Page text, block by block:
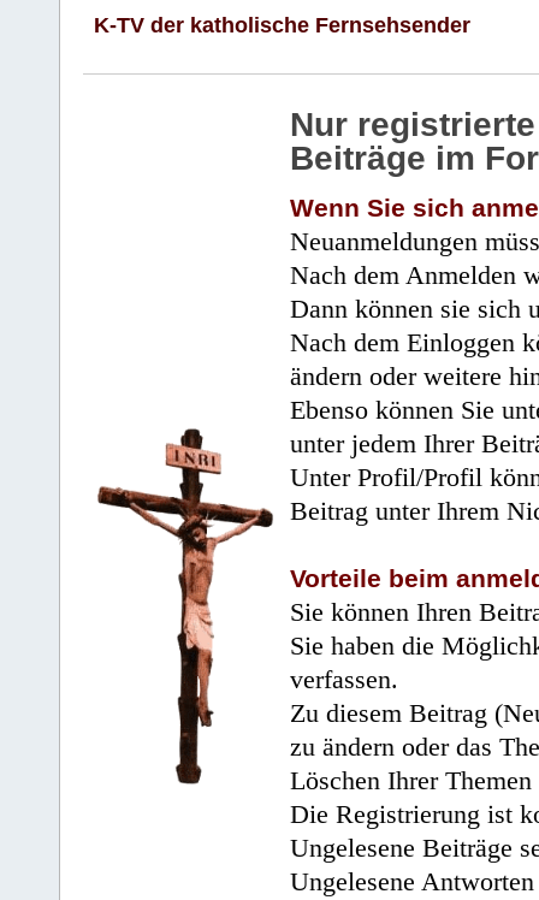
K-TV der katholische Fernsehsender
Nur
Beiträge im
Wenn Sie sich
Neuanmeldungen
Nach dem Anmelden
Dann können sie sich
Nach dem Einloggen
ändern oder weitere
Ebenso können Sie
unter jedem Ihrer
Unter Profil/Profil
Beitrag unter Ihrem
Vorteile beim
Sie können Ihren
Sie haben die
verfassen.
Zu diesem Beitrag
zu ändern oder das
Löschen Ihrer
Die Registrierung ist
Ungelesene Beiträge
Ungelesene